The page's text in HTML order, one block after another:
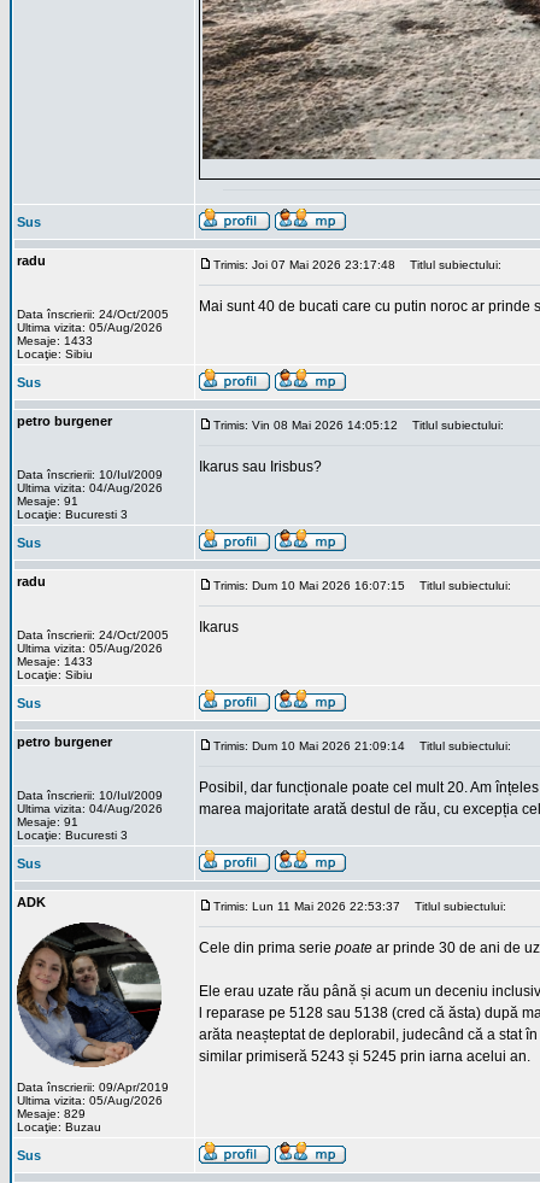
Sus
radu
Data înscrierii: 24/Oct/2005
Ultima vizita: 05/Aug/2026
Mesaje: 1433
Locaţie: Sibiu
Trimis: Joi 07 Mai 2026 23:17:48 Titlul subiectului:
Mai sunt 40 de bucati care cu putin noroc ar prinde
Sus
petro burgener
Data înscrierii: 10/Iul/2009
Ultima vizita: 04/Aug/2026
Mesaje: 91
Locaţie: Bucuresti 3
Trimis: Vin 08 Mai 2026 14:05:12 Titlul subiectului:
Ikarus sau Irisbus?
Sus
radu
Data înscrierii: 24/Oct/2005
Ultima vizita: 05/Aug/2026
Mesaje: 1433
Locaţie: Sibiu
Trimis: Dum 10 Mai 2026 16:07:15 Titlul subiectului:
Ikarus
Sus
petro burgener
Data înscrierii: 10/Iul/2009
Ultima vizita: 04/Aug/2026
Mesaje: 91
Locaţie: Bucuresti 3
Trimis: Dum 10 Mai 2026 21:09:14 Titlul subiectului:
Posibil, dar funcționale poate cel mult 20. Am
marea majoritate arată destul de rău, cu excepția
Sus
ADK
Data înscrierii: 09/Apr/2019
Ultima vizita: 05/Aug/2026
Mesaje: 829
Locaţie: Buzau
Trimis: Lun 11 Mai 2026 22:53:37 Titlul subiectului:
Cele din prima serie poate ar prinde 30 de ani de
Ele erau uzate rău până și acum un deceniu
l reparase pe 5128 sau 5138 (cred că ăsta) după
arăta neașteptat de deplorabil, judecând că a stat
similar primiseră 5243 și 5245 prin iarna acelui an.
Sus